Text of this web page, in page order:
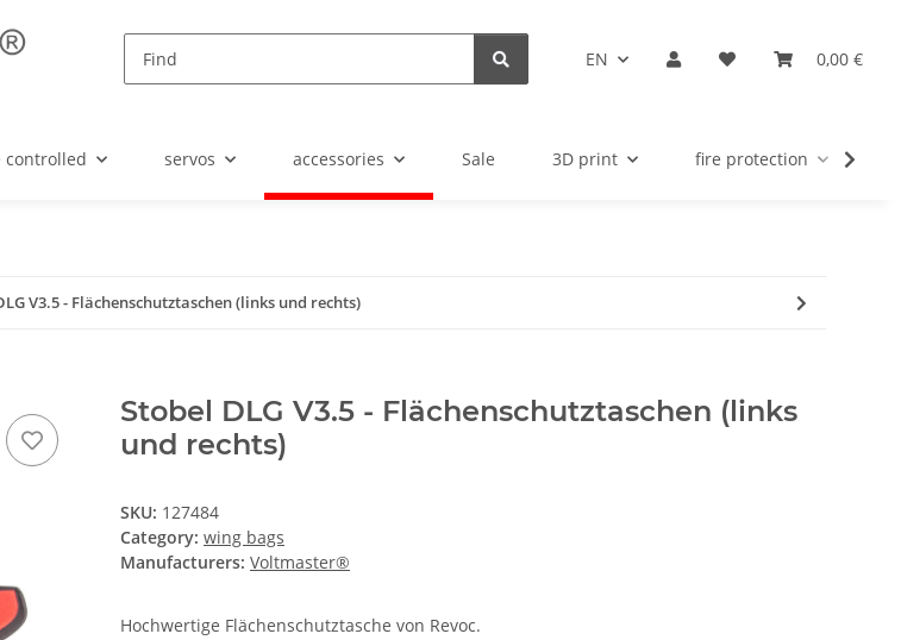
EN 0,00 €
controlled servos accessories Sale 3D print fire protection
V3.5 - Flächenschutztaschen (links und rechts)
Stobel DLG V3.5 - Flächenschutztaschen (links
und rechts)
SKU: 127484
Category: wing bags
Manufacturers: Voltmaster®
Hochwertige Flächenschutztasche von Revoc.